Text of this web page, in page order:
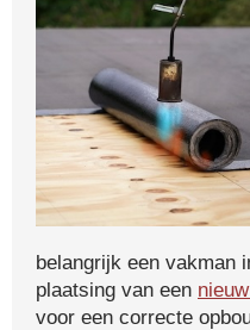
belangrijk een vakman
plaatsing van een
voor een correcte